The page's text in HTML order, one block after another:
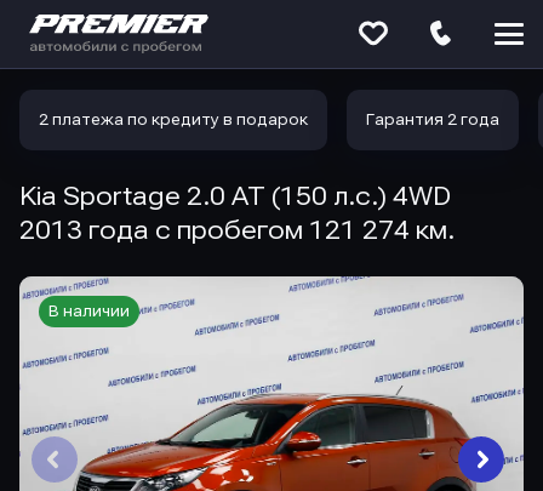
2 платежа по кредиту в подарок Гарантия 2 года
Kia Sportage 2.0 AT (150 л.с.) 4WD
2013 года с пробегом 121 274 км.
В наличии